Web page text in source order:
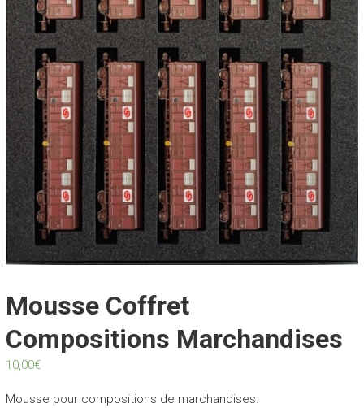
Mousse Coffret
Compositions Marchandises
10,00€
Mousse pour compositions de marchandises.